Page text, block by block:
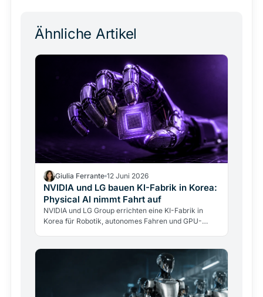
Ähnliche Artikel
Giulia Ferrante 12 Juni 2026
NVIDIA und LG bauen KI-Fabrik in Korea:
Physical AI nimmt Fahrt auf
NVIDIA und LG Group errichten eine KI-Fabrik in
Korea für Robotik, autonomes Fahren und GPU-